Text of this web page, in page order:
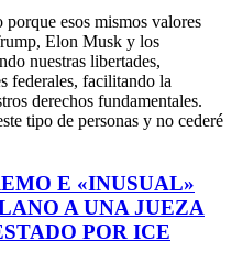
esos mismos valores
Elon Musk y los
nuestras libertades,
federales, facilitando la
derechos fundamentales.
tipo de personas y no cederé
E «INUSUAL»
A UNA JUEZA
POR ICE